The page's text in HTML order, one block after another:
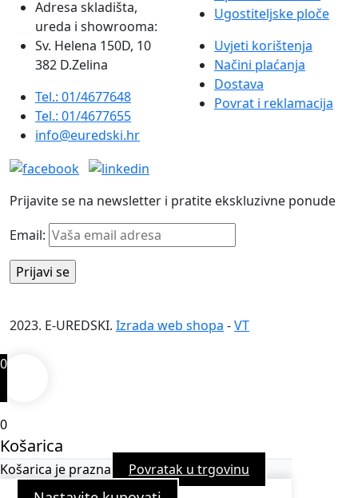
Adresa skladišta,
ureda i showrooma:
Sv. Helena 150D, 10
382 D.Zelina
Tel.: 01/4677648
Tel.: 01/4677655
info@euredski.hr
Ugostiteljske ploče
Uvjeti korištenja
Načini plaćanja
Dostava
Povrat i reklamacija
Prijavite se na newsletter i pratite ekskluzivne ponude
Email:
2023. E-UREDSKI. Izrada web shopa -VT
0
0
Košarica
Košarica je prazna Povratak u trgovinu